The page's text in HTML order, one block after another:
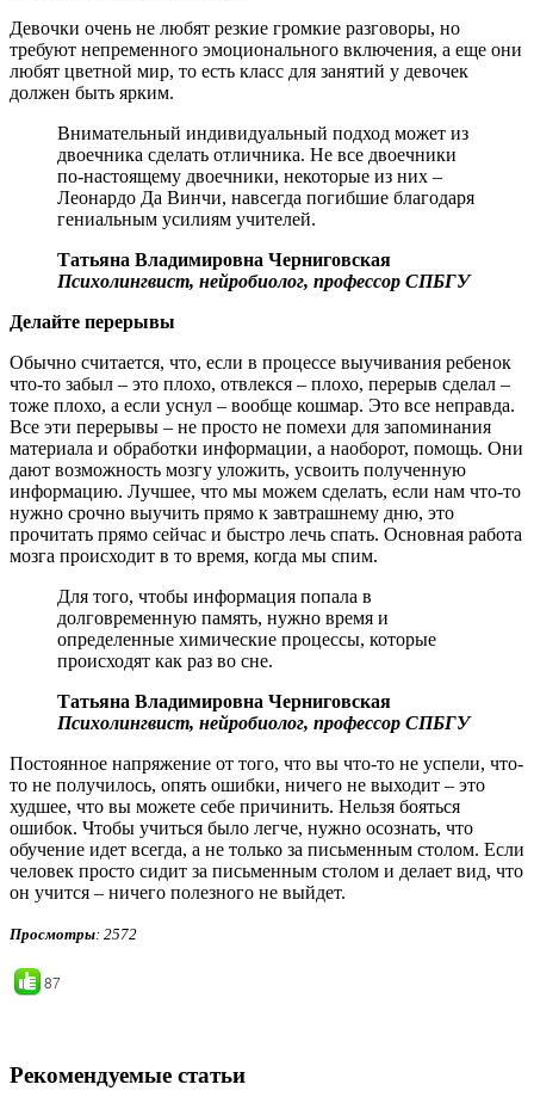
Девочки очень не любят резкие громкие разговоры, но
требуют непременного эмоционального включения, а еще они
любят цветной мир, то есть класс для занятий у девочек
должен быть ярким.
Внимательный индивидуальный подход может из
двоечника сделать отличника. Не все двоечники
по-настоящему двоечники, некоторые из них –
Леонардо Да Винчи, навсегда погибшие благодаря
гениальным усилиям учителей.
Татьяна Владимировна Черниговская
Психолингвист, нейробиолог, профессор СПБГУ
Делайте перерывы
Обычно считается, что, если в процессе выучивания ребенок
что-то забыл – это плохо, отвлекся – плохо, перерыв сделал –
тоже плохо, а если уснул – вообще кошмар. Это все неправда.
Все эти перерывы – не просто не помехи для запоминания
материала и обработки информации, а наоборот, помощь. Они
дают возможность мозгу уложить, усвоить полученную
информацию. Лучшее, что мы можем сделать, если нам что-то
нужно срочно выучить прямо к завтрашнему дню, это
прочитать прямо сейчас и быстро лечь спать. Основная работа
мозга происходит в то время, когда мы спим.
Для того, чтобы информация попала в
долговременную память, нужно время и
определенные химические процессы, которые
происходят как раз во сне.
Татьяна Владимировна Черниговская
Психолингвист, нейробиолог, профессор СПБГУ
Постоянное напряжение от того, что вы что-то не успели, что-
то не получилось, опять ошибки, ничего не выходит – это
худшее, что вы можете себе причинить. Нельзя бояться
ошибок. Чтобы учиться было легче, нужно осознать, что
обучение идет всегда, а не только за письменным столом. Если
человек просто сидит за письменным столом и делает вид, что
он учится – ничего полезного не выйдет.
Просмотры: 2572
87
Рекомендуемые статьи